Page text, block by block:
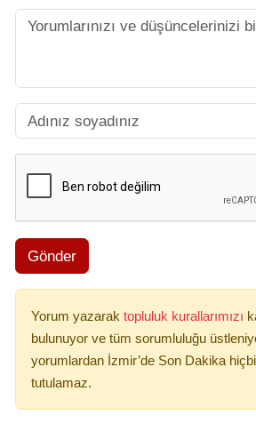
Gönder
Yorum yazarak topluluk kurallarımızı
bulunuyor ve tüm sorumluluğu
yorumlardan İzmir’de Son Dakika
tutulamaz.